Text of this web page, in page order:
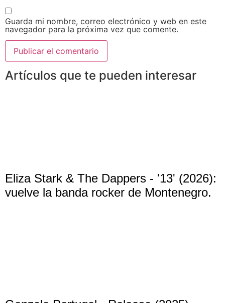
Guarda mi nombre, correo electrónico y web en este
navegador para la próxima vez que comente.
Artículos que te pueden interesar
Eliza Stark & The Dappers - '13' (2026):
vuelve la banda rocker de Montenegro.